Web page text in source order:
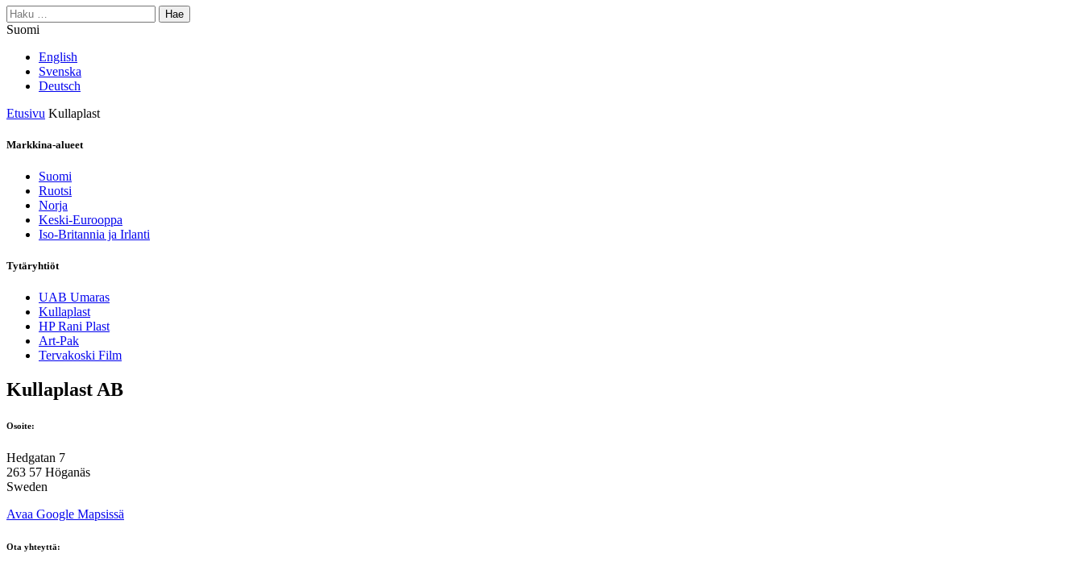
Haku:
Suomi
English
Svenska
Deutsch
Etusivu Kullaplast
Markkina-alueet
Suomi
Ruotsi
Norja
Keski-Eurooppa
Iso-Britannia ja Irlanti
Tytäryhtiöt
UAB Umaras
Kullaplast
HP Rani Plast
Art-Pak
Tervakoski Film
Kullaplast AB
Osoite:
Hedgatan 7
263 57 Höganäs
Sweden
Avaa Google Mapsissä
Ota yhteyttä: